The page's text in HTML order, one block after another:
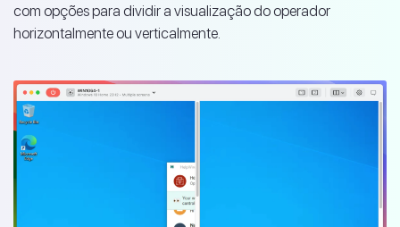
com opções para dividir a visualização do operador
horizontalmente ou verticalmente.